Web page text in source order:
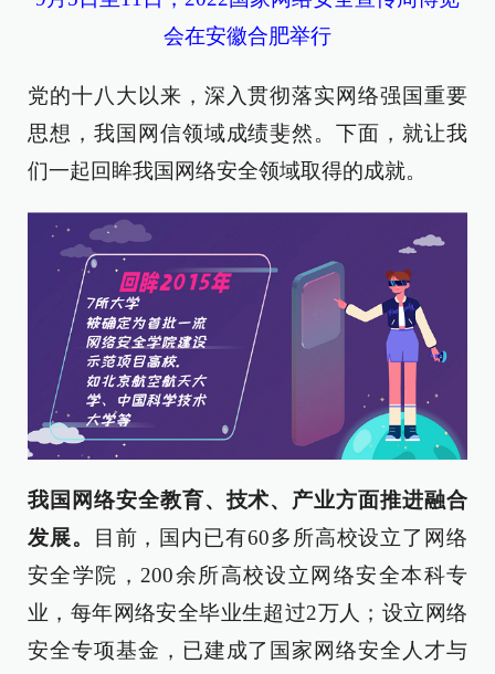
会在安徽合肥举行
党的十八大以来，深入贯彻落实网络强国重要
思想，我国网信领域成绩斐然。下面，就让我
们一起回眸我国网络安全领域取得的成就。
我国网络安全教育、技术、产业方面推进融合
发展。
目前，国内已有60多所高校设立了网络
安全学院，200余所高校设立网络安全本科专
业，每年网络安全毕业生超过2万人；设立网络
安全专项基金，已建成了国家网络安全人才与